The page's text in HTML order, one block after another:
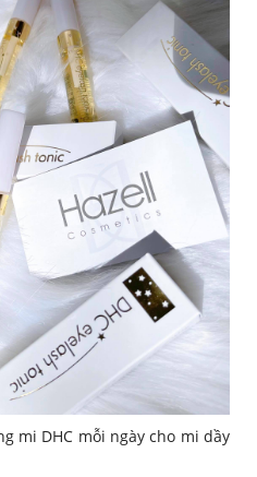
mi DHC mỗi ngày cho mi dầy